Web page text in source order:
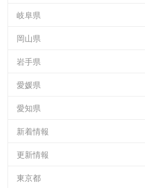
岐阜県
岡山県
岩手県
愛媛県
愛知県
新着情報
更新情報
東京都